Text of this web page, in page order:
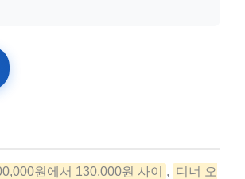
원에서 130,000원 사이 , 디너 오